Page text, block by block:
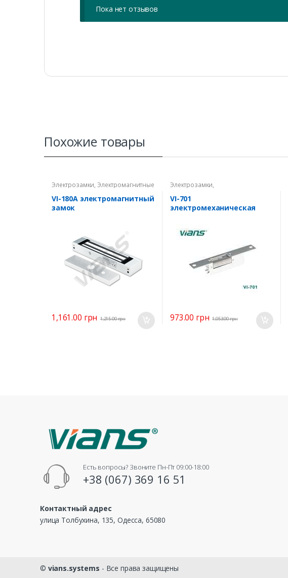
Пока нет отзывов
Похожие товары
Электрозамки,Электромагнитные
замки
VI-180A электромагнитный
замок
1,161.00 грн 1,215.00грн
Электрозамки,
Электромеханические замки,
защелки
VI-701
электромеханическая
973.00 грн 1,053.00грн
Есть вопросы? Звоните Пн-Пт 09:00-18:00
+38 (067) 369 16 51
Контактный адрес
улица Толбухина, 135, Одесса, 65080
© vians.systems - Все права защищены